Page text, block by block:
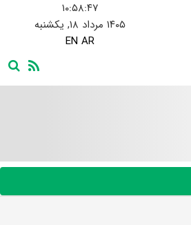
۱۰:۵۸:۴۸
۱۴۰۵ مرداد ۱۸, یکشنبه
EN AR